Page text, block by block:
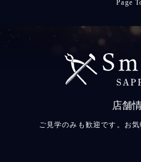
Page
店舗
ご見学のみも歓迎です。お